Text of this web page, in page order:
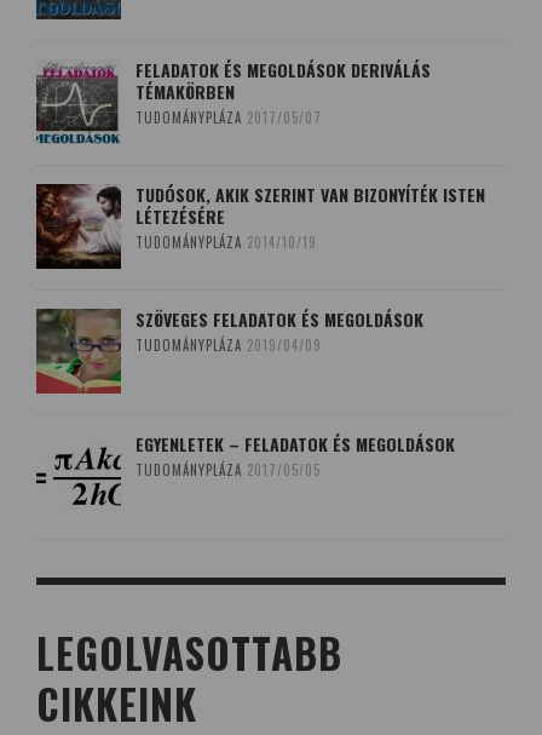
FELADATOK ÉS MEGOLDÁSOK DERIVÁLÁS
TÉMAKÖRBEN
TUDOMÁNYPLÁZA 2017/05/07
TUDÓSOK, AKIK SZERINT VAN BIZONYÍTÉK ISTEN
LÉTEZÉSÉRE
TUDOMÁNYPLÁZA 2014/10/19
SZÖVEGES FELADATOK ÉS MEGOLDÁSOK
TUDOMÁNYPLÁZA 2019/04/09
EGYENLETEK – FELADATOK ÉS MEGOLDÁSOK
TUDOMÁNYPLÁZA 2017/05/05
LEGOLVASOTTABB
CIKKEINK